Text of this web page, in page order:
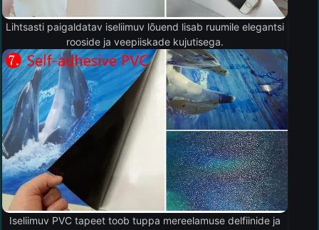
Lihtsasti paigaldatav iseliimuv lõuend lisab ruumile elegantsi
rooside ja veepiiskade kujutisega.
Iseliimuv PVC tapeet toob tuppa mereelamuse delfiinide ja